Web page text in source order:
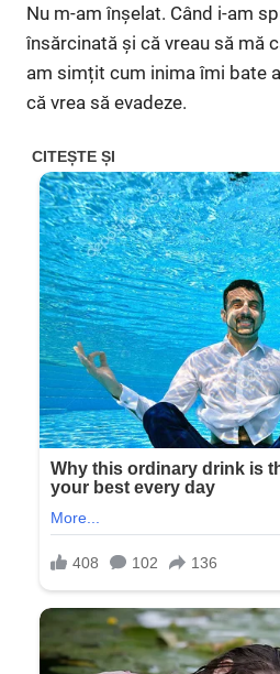
Nu m-am înșelat. Când i-am
însărcinată și că vreau să mă
am simțit cum inima îmi bate
că vrea să evadeze.